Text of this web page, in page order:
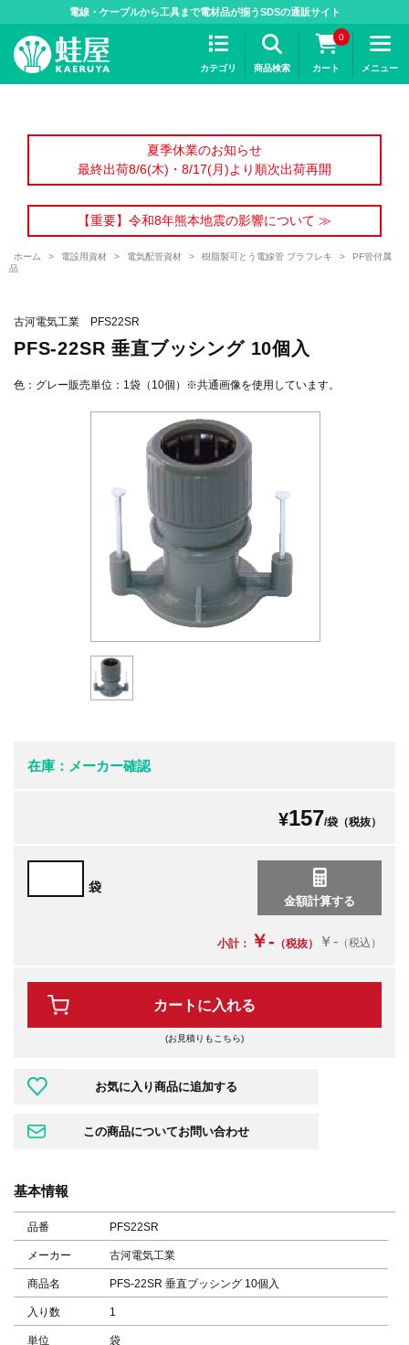
電線・ケーブルから工具まで電材品が揃うSDSの通販サイト
カテゴリ 商品検索
0
カート メニュー
夏季休業のお知らせ
最終出荷8/6(木)・8/17(月)より順次出荷再開
【重要】令和8年熊本地震の影響について ≫
ホーム > 電設用資材 > 電気配管資材 > 樹脂製可とう電線管 プラフレキ >
PF管付属
品
古河電気工業 PFS22SR
PFS-22SR 垂直ブッシング 10個入
色：グレー販売単位：1袋（10個）※共通画像を使用しています。
在庫：メーカー確認
¥157/袋（税抜）
袋
小計： ￥- （税抜） ￥- （税込）
カートに入れる
(お見積りもこちら)
基本情報
品番 PFS22SR
メーカー 古河電気工業
商品名 PFS-22SR 垂直ブッシング 10個入
入り数 1
単位 袋